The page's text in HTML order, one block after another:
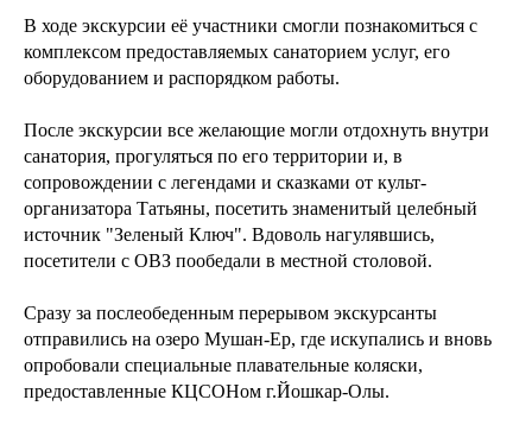
В ходе экскурсии её участники смогли познакомиться с
комплексом предоставляемых санаторием услуг, его
оборудованием и распорядком работы.
После экскурсии все желающие могли отдохнуть внутри
санатория, прогуляться по его территории и, в
сопровождении с легендами и сказками от культ-
организатора Татьяны, посетить знаменитый целебный
источник "Зеленый Ключ". Вдоволь нагулявшись,
посетители с ОВЗ пообедали в местной столовой.
Сразу за послеобеденным перерывом экскурсанты
отправились на озеро Мушан-Ер, где искупались и вновь
опробовали специальные плавательные коляски,
предоставленные КЦСОНом г.Йошкар-Олы.